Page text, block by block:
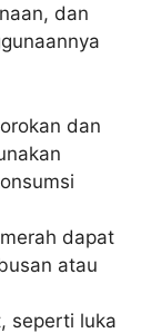
dan
dan
dapat
atau
seperti luka